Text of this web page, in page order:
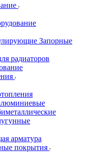
Запорные
радиаторов
арматура
покрытия